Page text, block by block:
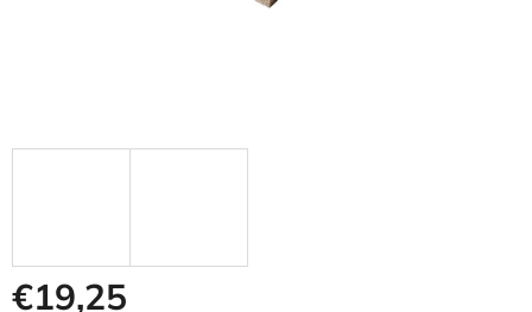
€19,25